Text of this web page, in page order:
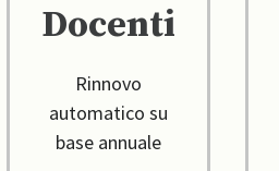
Docenti
Rinnovo
automatico su
base annuale